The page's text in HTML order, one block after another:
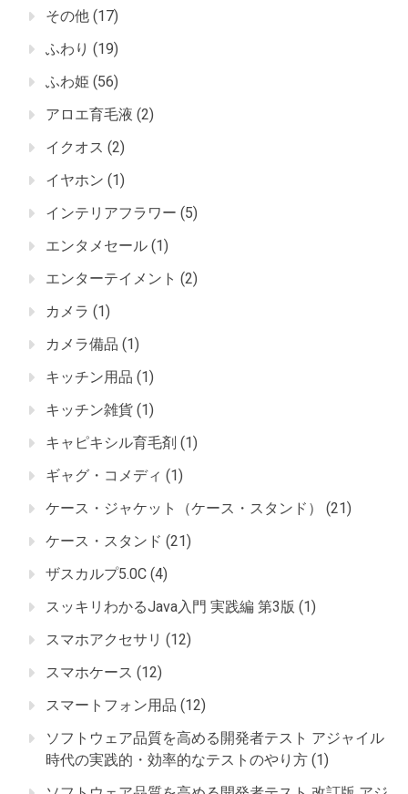
その他 (17)
ふわり (19)
ふわ姫 (56)
アロエ育毛液 (2)
イクオス (2)
イヤホン (1)
インテリアフラワー (5)
エンタメセール (1)
エンターテイメント (2)
カメラ (1)
カメラ備品 (1)
キッチン用品 (1)
キッチン雑貨 (1)
キャピキシル育毛剤 (1)
ギャグ・コメディ (1)
ケース・ジャケット（ケース・スタンド）
(21)
ケース・スタンド (21)
ザスカルプ5.0C (4)
スッキリわかるJava入門 実践編 第3版 (1)
スマホアクセサリ (12)
スマホケース (12)
スマートフォン用品 (12)
ソフトウェア品質を高める開発者テスト アジャイル
時代の実践的・効率的なテストのやり方 (1)